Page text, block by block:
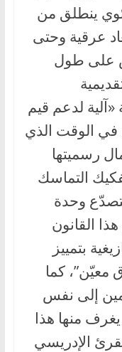
ينطلق من
عرقية وحتى
على طول
«آلية لدعم قيم
في الوقت الذي
رسميتها
التماسك
وحدة
القانون
بتمييز
كما
إلى نفس
يغرف منها هذا
الإدريسي